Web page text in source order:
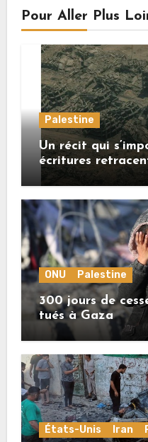
Pour Aller Plus
Palestine
Un récit qui
écritures
crimes sionistes à
ONU Palestine
300 jours de
tués à Gaza
États-Unis Iran